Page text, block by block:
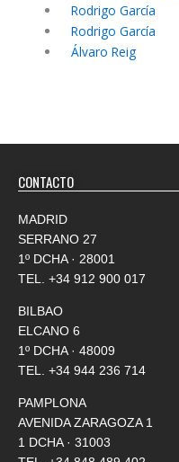
Rodrigo García
Rodrigo García
Álvaro Reig
CONTACTO
MADRID
SERRANO 27
1º DCHA · 28001
TEL. +34 912 900 017
BILBAO
ELCANO 6
1º DCHA · 48009
TEL. +34 944 236 714
PAMPLONA
AVENIDA ZARAGOZA 1
1 DCHA · 31003